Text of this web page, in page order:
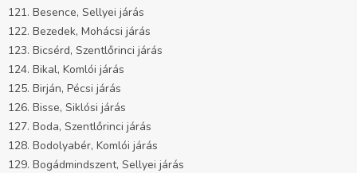
121. Besence, Sellyei járás
122. Bezedek, Mohácsi járás
123. Bicsérd, Szentlőrinci járás
124. Bikal, Komlói járás
125. Birján, Pécsi járás
126. Bisse, Siklósi járás
127. Boda, Szentlőrinci járás
128. Bodolyabér, Komlói járás
129. Bogádmindszent, Sellyei járás